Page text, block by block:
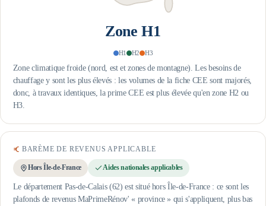
ZoneH1
H1 H2 H3
Zone climatique froide (nord, est et zones de montagne). Les besoins de
chauffage y sont les plus élevés : les volumes de la fiche CEE sont majorés,
donc, à travaux identiques, la prime CEE est plus élevée qu'en zone H2 ou
H3.
BARÈME DE REVENUS APPLICABLE
Hors Île-de-France Aides nationales applicables
Le département Pas-de-Calais (62) est situé hors Île-de-France : ce sont les
plafonds de revenus MaPrimeRénov' « province » qui s'appliquent, plus bas